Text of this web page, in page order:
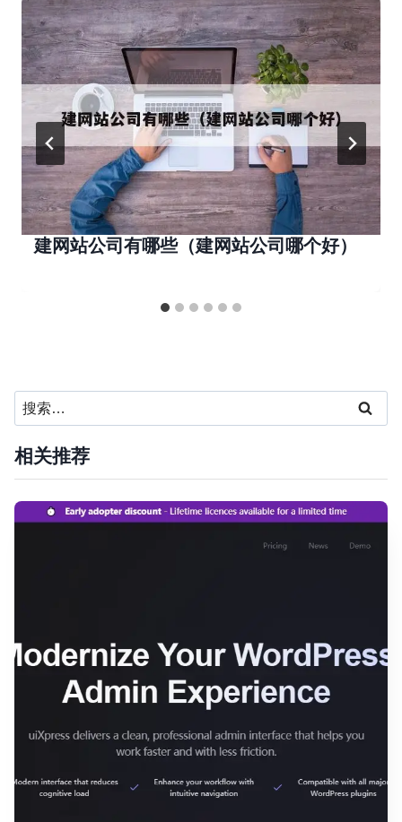
建网站公司有哪些（建网站公司哪个好）
搜
索：
相关推荐